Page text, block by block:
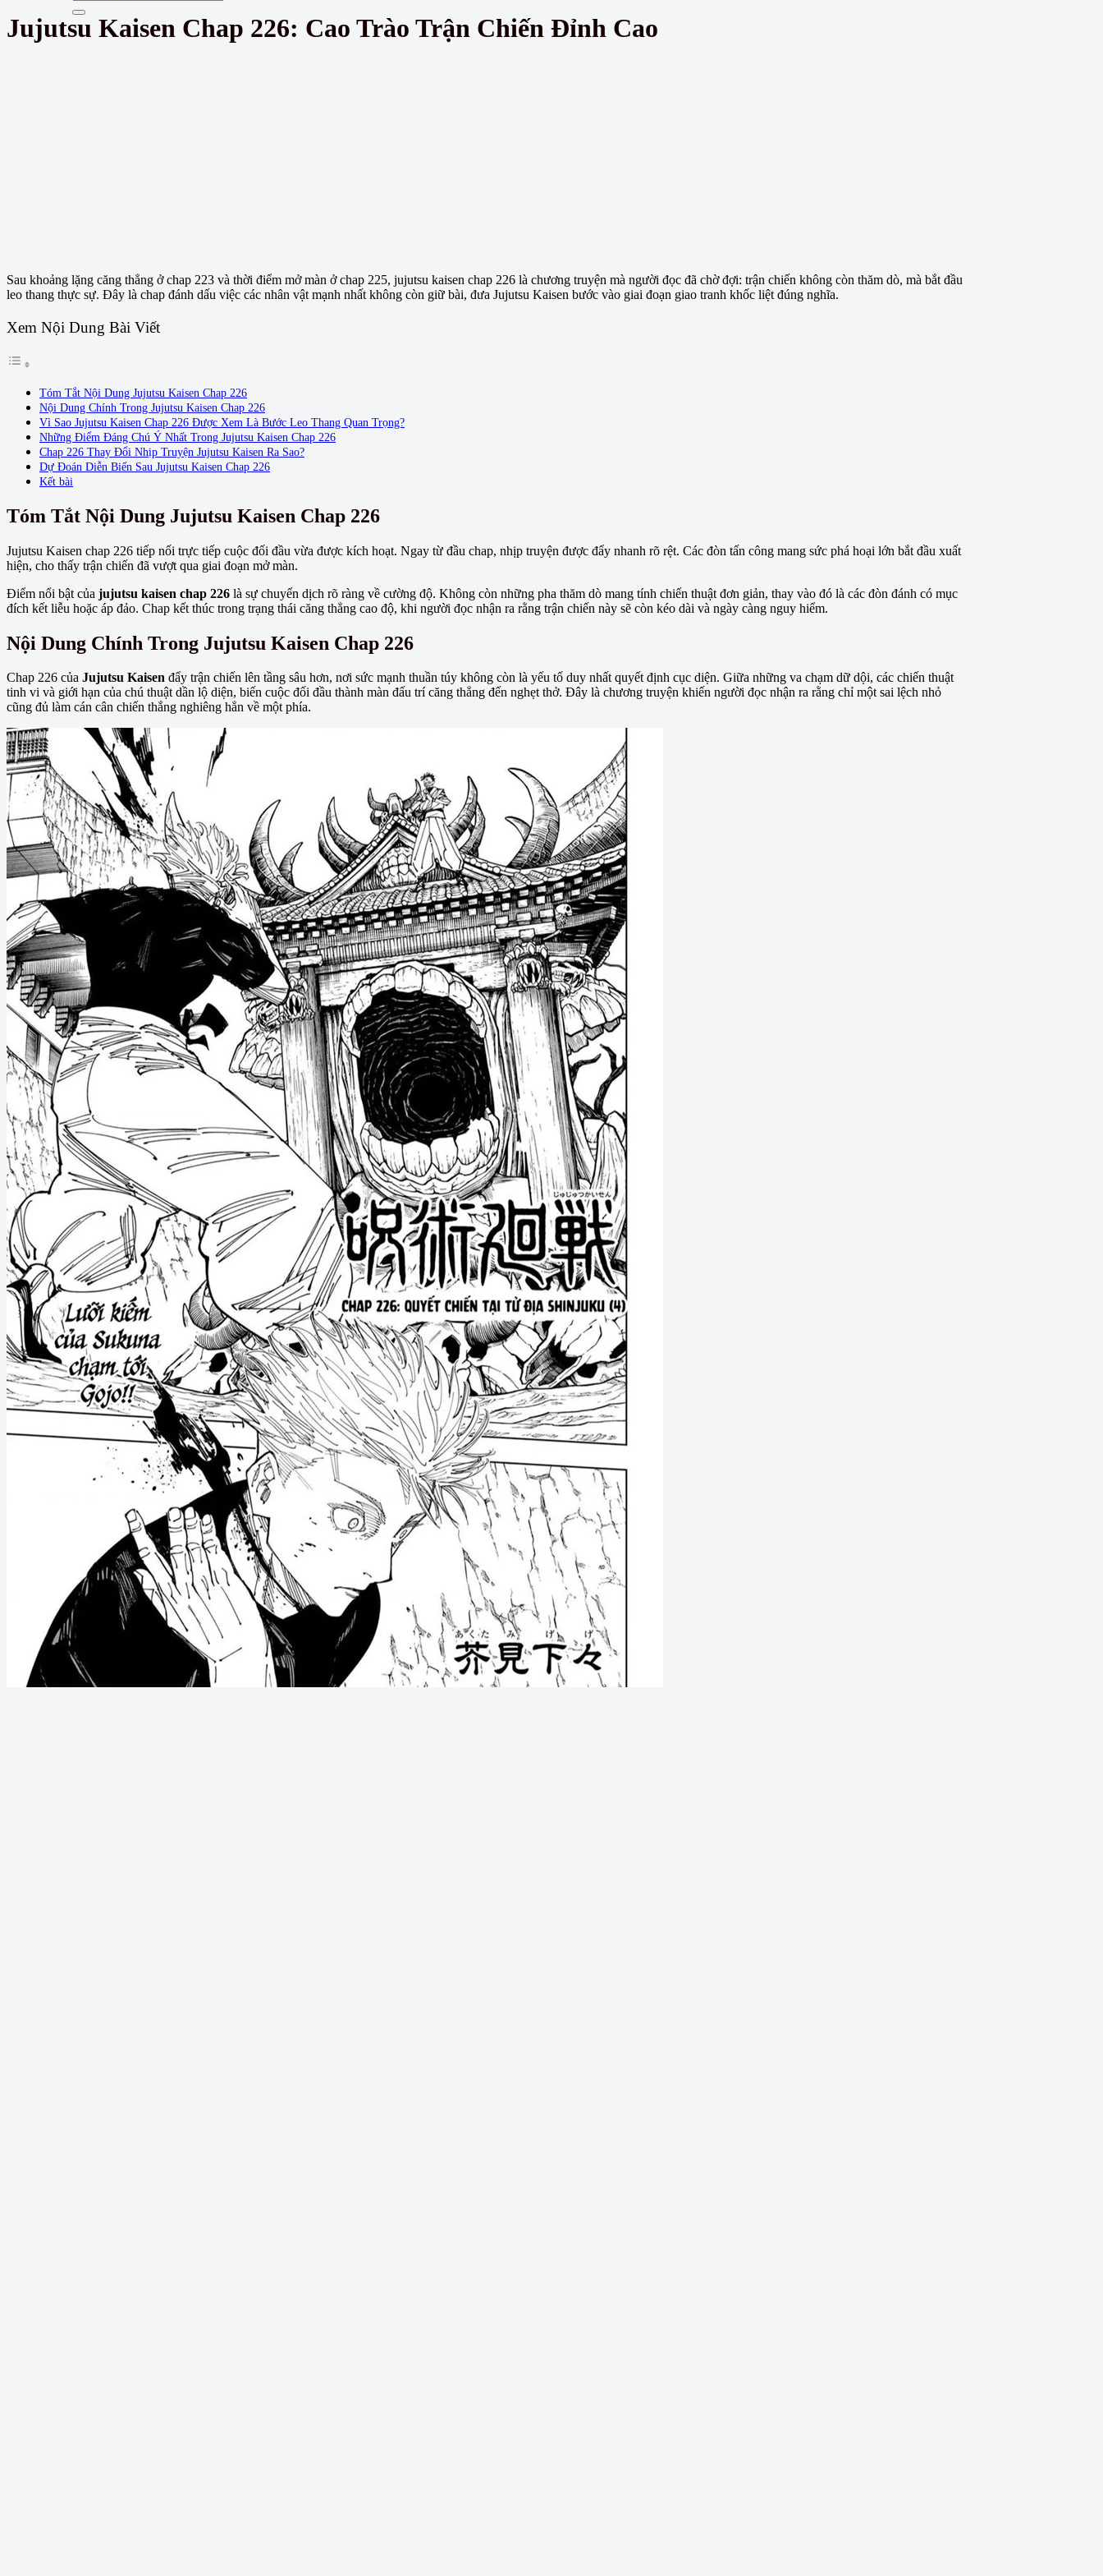
Jujutsu Kaisen Chap 226: Cao Trào Trận Chiến Đỉnh Cao
Sau khoảng lặng căng thẳng ở chap 223 và thời điểm mở màn ở chap 225, jujutsu kaisen chap 226 là chương truyện mà người đọc đã chờ đợi: trận chiến không còn thăm dò, mà bắt đầu
leo thang thực sự. Đây là chap đánh dấu việc các nhân vật mạnh nhất không còn giữ bài, đưa Jujutsu Kaisen bước vào giai đoạn giao tranh khốc liệt đúng nghĩa.
Xem Nội Dung Bài Viết
Tóm Tắt Nội Dung Jujutsu Kaisen Chap 226
Nội Dung Chính Trong Jujutsu Kaisen Chap 226
Vì Sao Jujutsu Kaisen Chap 226 Được Xem Là Bước Leo Thang Quan Trọng?
Những Điểm Đáng Chú Ý Nhất Trong Jujutsu Kaisen Chap 226
Chap 226 Thay Đổi Nhịp Truyện Jujutsu Kaisen Ra Sao?
Dự Đoán Diễn Biến Sau Jujutsu Kaisen Chap 226
Kết bài
Tóm Tắt Nội Dung Jujutsu Kaisen Chap 226
Jujutsu Kaisen chap 226 tiếp nối trực tiếp cuộc đối đầu vừa được kích hoạt. Ngay từ đầu chap, nhịp truyện được đẩy nhanh rõ rệt. Các đòn tấn công mang sức phá hoại lớn bắt đầu xuất
hiện, cho thấy trận chiến đã vượt qua giai đoạn mở màn.
Điểm nổi bật của jujutsu kaisen chap 226 là sự chuyển dịch rõ ràng về cường độ. Không còn những pha thăm dò mang tính chiến thuật đơn giản, thay vào đó là các đòn đánh có mục
đích kết liễu hoặc áp đảo. Chap kết thúc trong trạng thái căng thẳng cao độ, khi người đọc nhận ra rằng trận chiến này sẽ còn kéo dài và ngày càng nguy hiểm.
Nội Dung Chính Trong Jujutsu Kaisen Chap 226
Chap 226 của Jujutsu Kaisen đẩy trận chiến lên tầng sâu hơn, nơi sức mạnh thuần túy không còn là yếu tố duy nhất quyết định cục diện. Giữa những va chạm dữ dội, các chiến thuật
tinh vi và giới hạn của chú thuật dần lộ diện, biến cuộc đối đầu thành màn đấu trí căng thẳng đến nghẹt thở. Đây là chương truyện khiến người đọc nhận ra rằng chỉ một sai lệch nhỏ
cũng đủ làm cán cân chiến thắng nghiêng hẳn về một phía.